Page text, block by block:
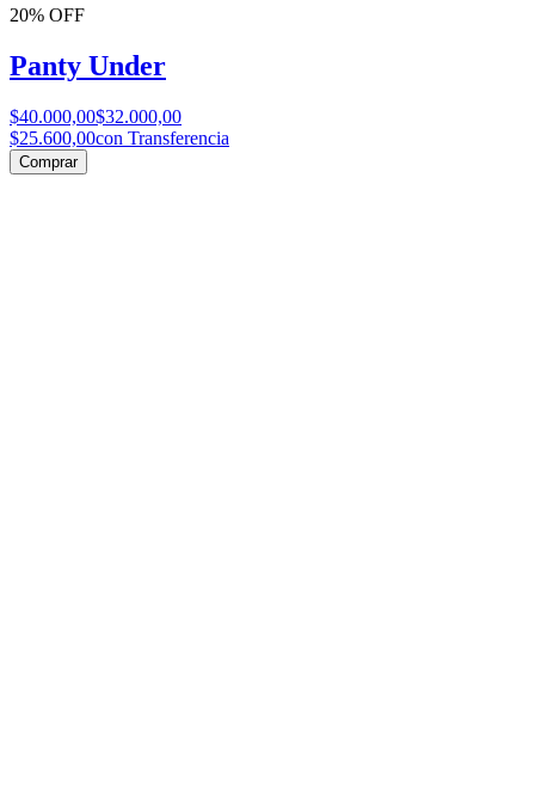
20% OFF
Panty Under
$40.000,00$32.000,00
$25.600,00con Transferencia
Comprar